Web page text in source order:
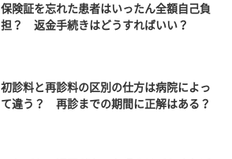
保険証を忘れた患者はいったん全額自己負
担？ 返金手続きはどうすればいい？
初診料と再診料の区別の仕方は病院によっ
て違う？ 再診までの期間に正解はある？